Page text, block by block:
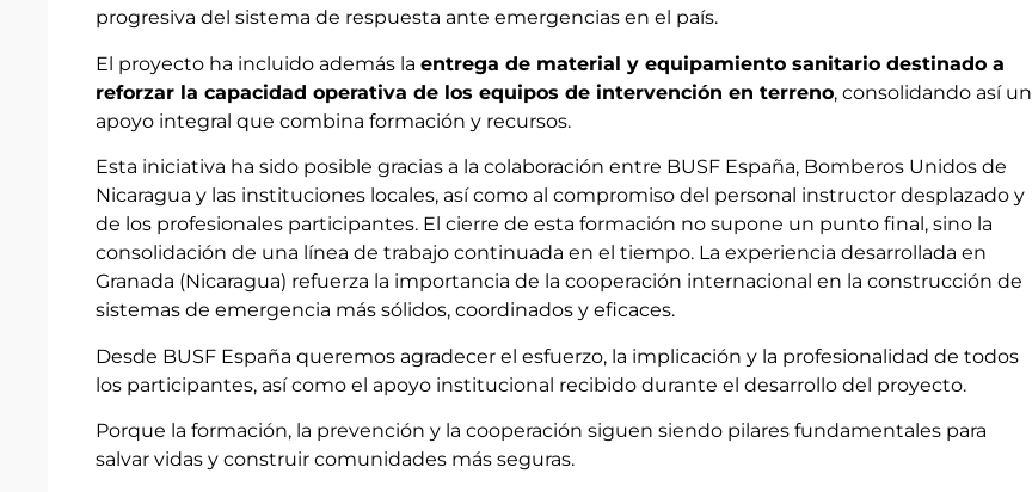
progresiva del sistema de respuesta ante emergencias en el país.
El proyecto ha incluido además la entrega de material y equipamiento sanitario destinado a
reforzar la capacidad operativa de los equipos de intervención en terreno, consolidando así un
apoyo integral que combina formación y recursos.
Esta iniciativa ha sido posible gracias a la colaboración entre BUSF España, Bomberos Unidos de
Nicaragua y las instituciones locales, así como al compromiso del personal instructor desplazado y
de los profesionales participantes. El cierre de esta formación no supone un punto final, sino la
consolidación de una línea de trabajo continuada en el tiempo. La experiencia desarrollada en
Granada (Nicaragua) refuerza la importancia de la cooperación internacional en la construcción de
sistemas de emergencia más sólidos, coordinados y eficaces.
Desde BUSF España queremos agradecer el esfuerzo, la implicación y la profesionalidad de todos
los participantes, así como el apoyo institucional recibido durante el desarrollo del proyecto.
Porque la formación, la prevención y la cooperación siguen siendo pilares fundamentales para
salvar vidas y construir comunidades más seguras.